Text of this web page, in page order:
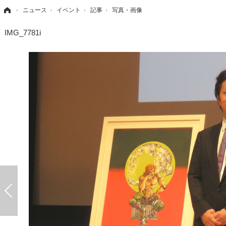
› ニュース › イベント › 記事 › 写真・画像
IMG_7781i